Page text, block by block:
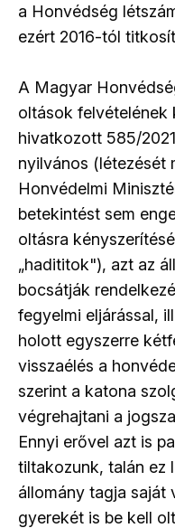
a Honvédség
ezért 2016-tól
A Magyar
oltások felvételének
hivatkozott 585/
nyilvános (létezését
Honvédelmi
betekintést sem
oltásra
„hadititok"), azt az
bocsátják
fegyelmi eljárással,
holott egyszerre
visszaélés a
szerint a katona
végrehajtani a
Ennyi erővel azt is
tiltakozunk, talán ez
állomány tagja saját
gyerekét is be kell